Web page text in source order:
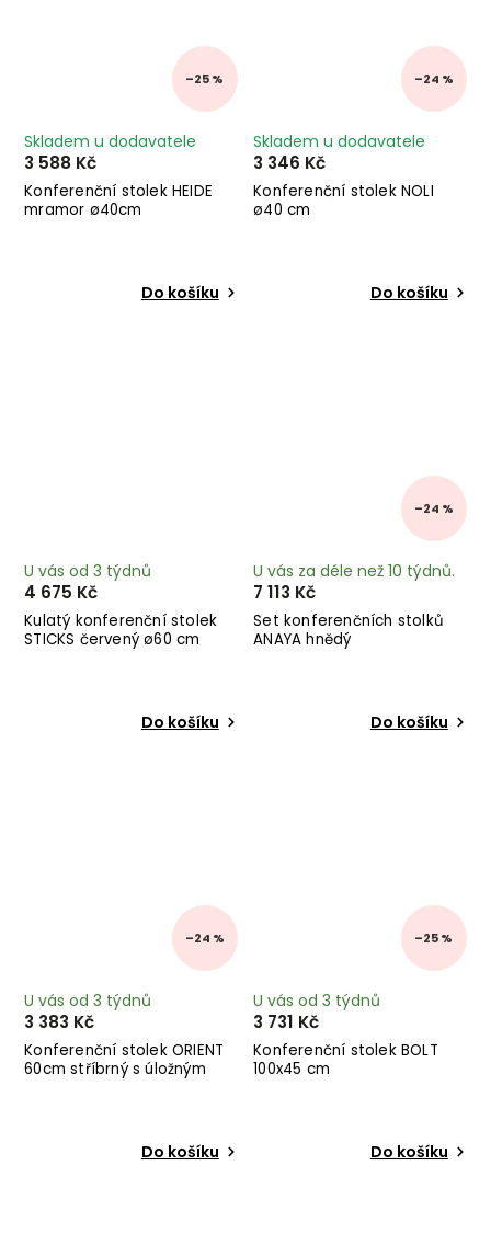
–25 %
Konferenční stolek HEIDE
mramor ø40cm
Skladem u dodavatele
3 588 Kč
Do košíku
–24 %
Konferenční stolek NOLI
ø40 cm
Skladem u dodavatele
3 346 Kč
Do košíku
Kulatý konferenční stolek
STICKS červený ø60 cm
U vás od 3 týdnů
4 675 Kč
Do košíku
–24 %
Set konferenčních stolků
ANAYA hnědý
U vás za déle než 10 týdnů.
7 113 Kč
Do košíku
–24 %
Konferenční stolek ORIENT
60cm stříbrný s úložným
U vás od 3 týdnů
3 383 Kč
Do košíku
–25 %
Konferenční stolek BOLT
100x45 cm
U vás od 3 týdnů
3 731 Kč
Do košíku